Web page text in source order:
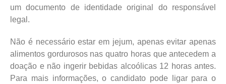
um documento de identidade original do responsável
legal.
Não é necessário estar em jejum, apenas evitar apenas
alimentos gordurosos nas quatro horas que antecedem a
doação e não ingerir bebidas alcoólicas 12 horas antes.
Para mais informações, o candidato pode ligar para o